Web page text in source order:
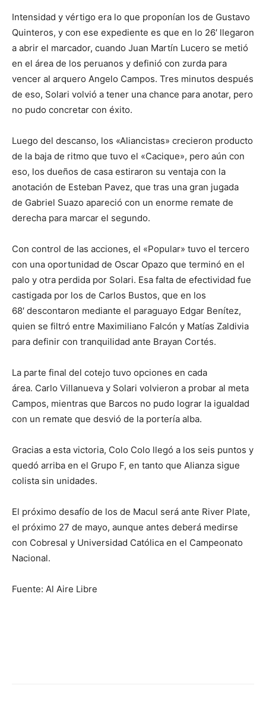
Intensidad y vértigo era lo que proponían los de Gustavo
Quinteros, y con ese expediente es que en lo 26′ llegaron
a abrir el marcador, cuando Juan Martín Lucero se metió
en el área de los peruanos y definió con zurda para
vencer al arquero Angelo Campos. Tres minutos después
de eso, Solari volvió a tener una chance para anotar, pero
no pudo concretar con éxito.
Luego del descanso, los «Aliancistas» crecieron producto
de la baja de ritmo que tuvo el «Cacique», pero aún con
eso, los dueños de casa estiraron su ventaja con la
anotación de Esteban Pavez, que tras una gran jugada
de Gabriel Suazo apareció con un enorme remate de
derecha para marcar el segundo.
Con control de las acciones, el «Popular» tuvo el tercero
con una oportunidad de Oscar Opazo que terminó en el
palo y otra perdida por Solari. Esa falta de efectividad fue
castigada por los de Carlos Bustos, que en los
68′ descontaron mediante el paraguayo Edgar Benítez,
quien se filtró entre Maximiliano Falcón y Matías Zaldivia
para definir con tranquilidad ante Brayan Cortés.
La parte final del cotejo tuvo opciones en cada
área. Carlo Villanueva y Solari volvieron a probar al meta
Campos, mientras que Barcos no pudo lograr la igualdad
con un remate que desvió de la portería alba.
Gracias a esta victoria, Colo Colo llegó a los seis puntos y
quedó arriba en el Grupo F, en tanto que Alianza sigue
colista sin unidades.
El próximo desafío de los de Macul será ante River Plate,
el próximo 27 de mayo, aunque antes deberá medirse
con Cobresal y Universidad Católica en el Campeonato
Nacional.
Fuente: Al Aire Libre